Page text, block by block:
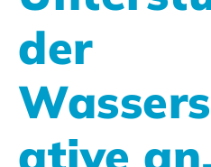
der